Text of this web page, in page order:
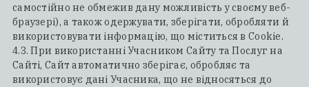
самостійно не обмежив дану можливість у своєму веб-
браузері), а також одержувати, зберігати, обробляти й
використовувати інформацію, що міститься в Сookie.
4.3. При використанні Учасником Сайту та Послуг на
Сайті, Сайт автоматично зберігає, обробляє та
використовує дані Учасника, що не відносяться до